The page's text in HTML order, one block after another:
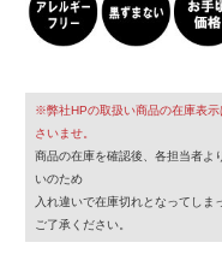
※弊社HPの取扱い商品の在庫表
さいませ。
商品の在庫を確認後、各担当者よ
いのため
入れ違いで在庫切れとなってし
ご了承ください。